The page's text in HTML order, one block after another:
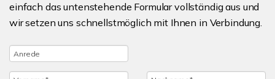
einfach das untenstehende Formular vollständig aus und
wir setzen uns schnellstmöglich mit Ihnen in Verbindung.